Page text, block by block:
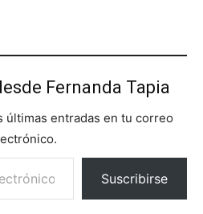
Fernanda Tapia
últimas entradas en tu correo
Suscribirse